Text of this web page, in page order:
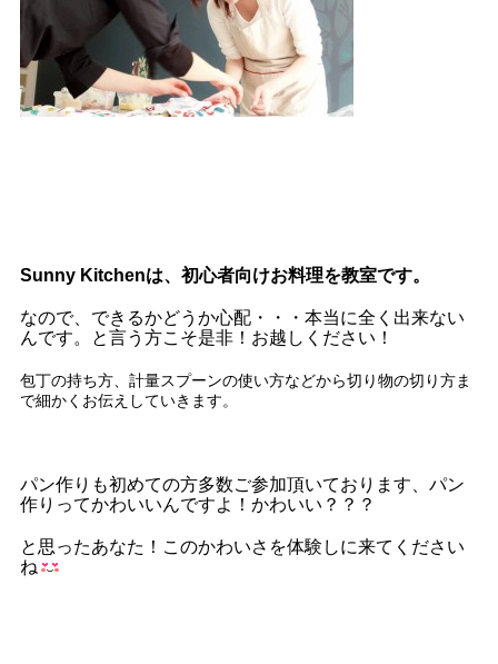
Sunny Kitchenは、初心者向けお料理を教室です。
なので、できるかどうか心配・・・本当に全く出来ない
んです。と言う方こそ是非！お越しください！
包丁の持ち方、計量スプーンの使い方などから切り物の切り方ま
で細かくお伝えしていきます。
パン作りも初めての方多数ご参加頂いております、パン
作りってかわいいんですよ！かわいい？？？
と思ったあなた！このかわいさを体験しに来てください
ね